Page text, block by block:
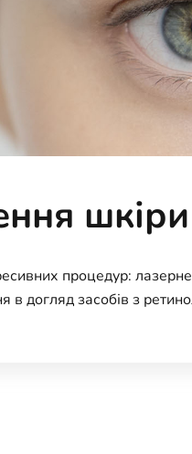
процедур:
в догляд засобів з